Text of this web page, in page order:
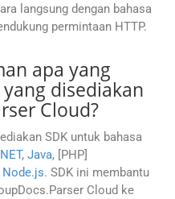
langsung dengan bahasa
permintaan HTTP.
apa yang
disediakan
Cloud?
SDK untuk bahasa
, Java, [PHP]
Node.js. SDK ini membantu
Cloud ke